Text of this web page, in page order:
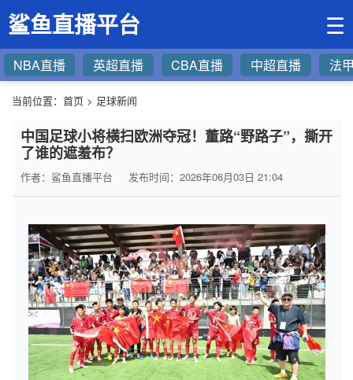
鲨鱼直播平台 ☰
NBA直播 英超直播 CBA直播 中超直播 法
当前位置： 首页 > 足球新闻
中国足球小将横扫欧洲夺冠！董路“野路子”，撕开
了谁的遮羞布？
作者：鲨鱼直播平台 发布时间：2026年06月03日 21:04